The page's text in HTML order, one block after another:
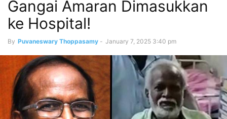
Gangai Amaran Dimasukkan
ke Hospital!
By Puvaneswary Thoppasamy - January 7, 2025 3:40 pm